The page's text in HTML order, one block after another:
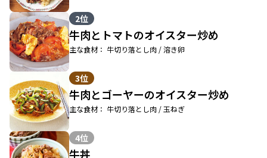
2位
牛肉とトマトのオイスター炒め
主な食材： 牛切り落とし肉 / 溶き卵
3位
牛肉とゴーヤーのオイスター炒め
主な食材： 牛切り落とし肉 / 玉ねぎ
4位
牛丼